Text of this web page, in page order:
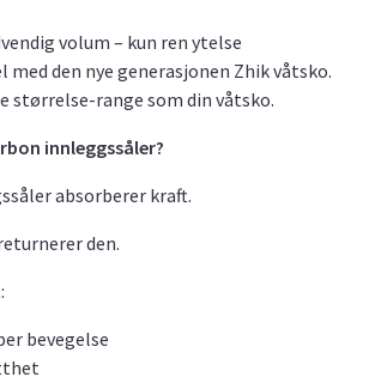
volum – kun ren ytelse
med den nye generasjonen Zhik våtsko.
størrelse-range som din våtsko.
innleggssåler?
absorberer kraft.
den.
bevegelse